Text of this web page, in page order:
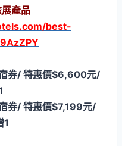
產品
best-
券/ 特惠價$6,600元/
券/ 特惠價$7,199元/
1